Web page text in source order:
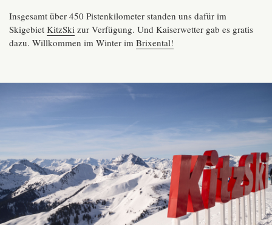
Insgesamt über 450 Pistenkilometer standen uns dafür im
Skigebiet KitzSki zur Verfügung. Und Kaiserwetter gab es gratis
dazu. Willkommen im Winter im Brixental!